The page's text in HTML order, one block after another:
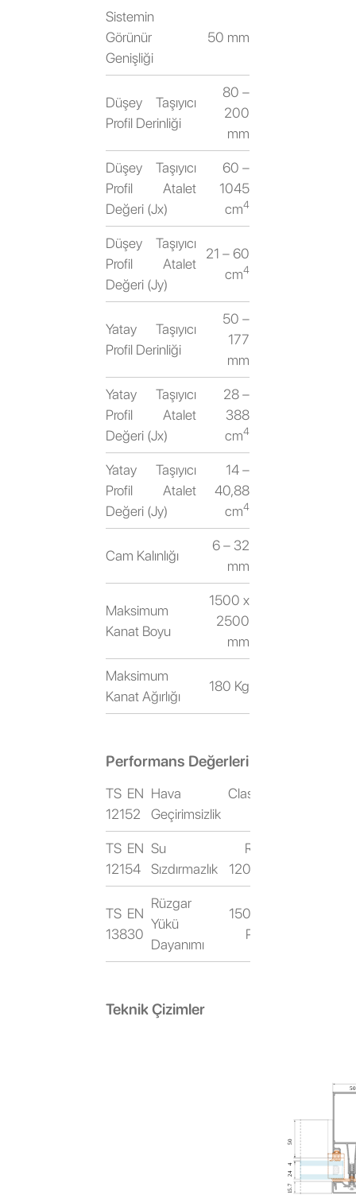
Sistemin
Görünür
Genişliği
50 mm
Düşey Taşıyıcı
Profil Derinliği
80 –
200
mm
Düşey Taşıyıcı
Profil Atalet
Değeri (Jx)
60 –
1045
cm4
Düşey Taşıyıcı
Profil Atalet
Değeri (Jy)
21 – 60
cm4
Yatay Taşıyıcı
Profil Derinliği
50 –
177
mm
Yatay Taşıyıcı
Profil Atalet
Değeri (Jx)
28 –
388
cm4
Yatay Taşıyıcı
Profil Atalet
Değeri (Jy)
14 –
40,88
cm4
Cam Kalınlığı
6 – 32
mm
Maksimum
Kanat Boyu
1500 x
2500
mm
Maksimum
Kanat Ağırlığı
180 Kg
Performans Değerleri
TS EN
12152
Hava
Geçirimsizlik
Class
TS EN
12154
Su
Sızdırmazlık
RE
1200
TS EN
13830
Rüzgar
Yükü
Dayanımı
1500
Pa
Teknik Çizimler